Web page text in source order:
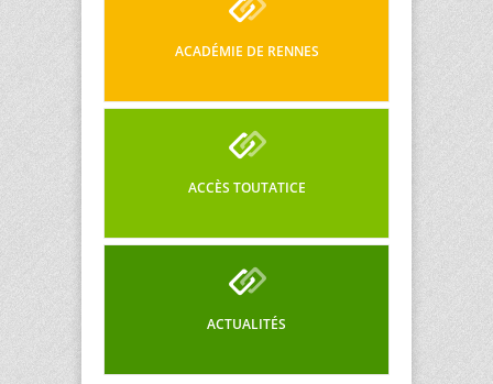
ACADÉMIE DE RENNES
ACCÈS TOUTATICE
ACTUALITÉS